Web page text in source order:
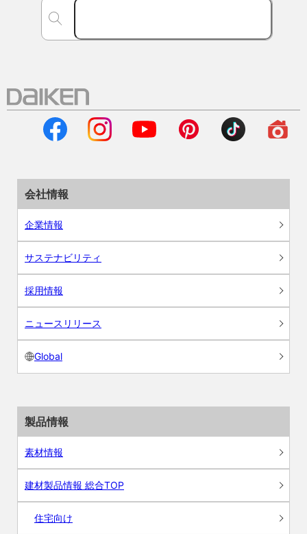
会社情報
企業情報
サステナビリティ
採用情報
ニュースリリース
Global
製品情報
素材情報
建材製品情報 総合TOP
住宅向け